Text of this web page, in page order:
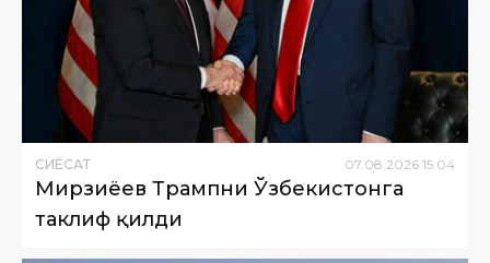
СИËСАТ 07 08 2026 15:04
Мирзиёев Трампни Ўзбекистонга
таклиф қилди